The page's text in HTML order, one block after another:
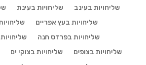
שליחויות בעינב
שליחויות בעינת
שליחויות בעץ אפריים
שליחויות בפרדס חנה
שליחויות בצופים
שליחויות בצוקי ים